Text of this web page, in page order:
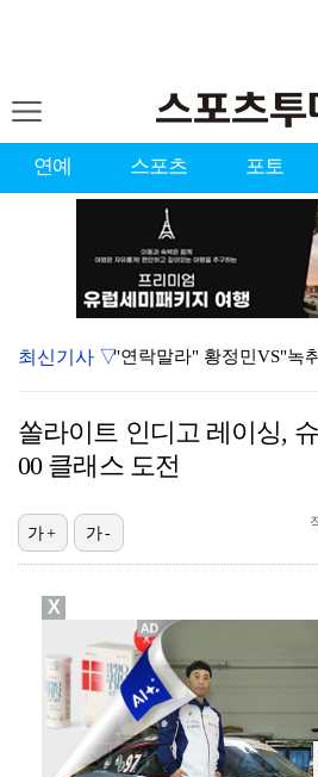
연예 스포츠 포토
최신기사 ▽
쏠라이트 인디고 레이싱,
00 클래스 도전
가+ 가-
X